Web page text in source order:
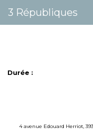
3 Républiques
Durée :
4 avenue Edouard Herriot,